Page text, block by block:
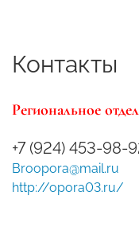
Контакты
Региональное
+7 (924) 453-98-
Broopora@mail.ru
http://opora03.ru/